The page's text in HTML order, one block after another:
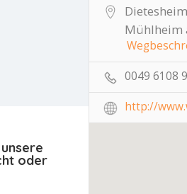
oder
Mühlheim
0049 6108
http://